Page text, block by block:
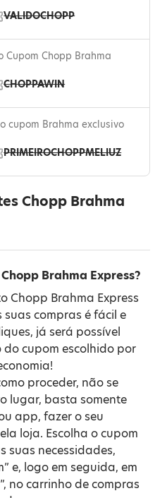
VALIDOCHOPP
Cupom Chopp Brahma
CHOPPAWIN
cupom Brahma exclusivo
PRIMEIROCHOPPMELIUZ
Chopp Brahma
Brahma Express?
Chopp Brahma Express
compras é fácil e
já será possível
cupom escolhido por
proceder, não se
lugar, basta somente
app, fazer o seu
loja. Escolha o cupom
suas necessidades,
e, logo em seguida, em
no carrinho de compras